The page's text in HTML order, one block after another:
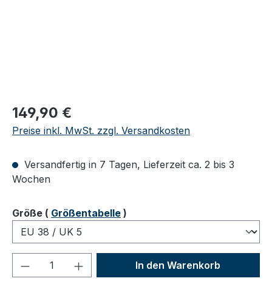
Regulärer Preis:
149,90 €
Preise inkl. MwSt. zzgl. Versandkosten
Versandfertig in 7 Tagen, Lieferzeit ca. 2 bis 3
Wochen
Größeauswählen
( Größentabelle )
Produkt Anzahl: Gib denIn den Warenkorb